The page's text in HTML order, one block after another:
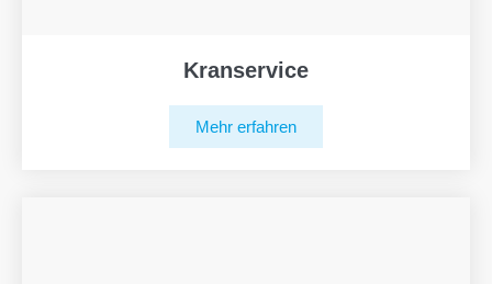
Kranservice
Mehr erfahren